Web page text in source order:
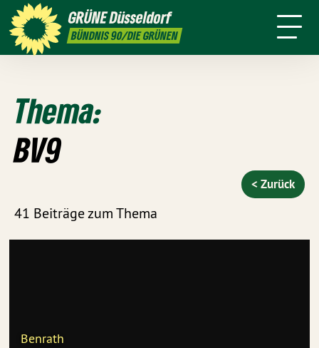
GRÜNEDüsseldorf
BÜNDNIS 90/DIE GRÜNEN
GRÜNFUNK Jobs Presse
Stadtbezirke Termine Mitmachen
Thema:
BV9
41 Beiträge zum Thema
< Zurück
Benrath